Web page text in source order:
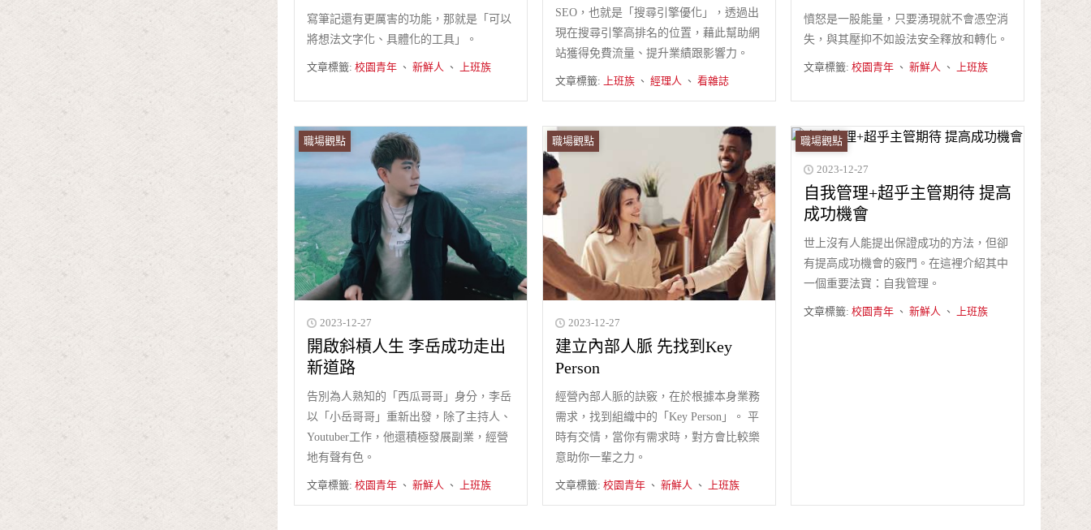
寫筆記還有更厲害的功能，那就是「可以
將想法文字化、具體化的工具」。
文章標籤: 校園青年 、 新鮮人 、 上班族
SEO，也就是「搜尋引擎優化」，透過出
現在搜尋引擎高排名的位置，藉此幫助網
站獲得免費流量、提升業績跟影響力。
文章標籤: 上班族 、 經理人 、 看雜誌
憤怒是一股能量，只要湧現就不會憑空消
失，與其壓抑不如設法安全釋放和轉化。
文章標籤: 校園青年 、 新鮮人 、 上班族
職場觀點
2023-12-27
開啟斜槓人生 李岳成功走出
新道路
告別為人熟知的「西瓜哥哥」身分，李岳
以「小岳哥哥」重新出發，除了主持人、
Youtuber工作，他還積極發展副業，經營
地有聲有色。
文章標籤: 校園青年 、 新鮮人 、 上班族
職場觀點
2023-12-27
建立內部人脈 先找到Key
Person
經營內部人脈的訣竅，在於根據本身業務
需求，找到組織中的「Key Person」。 平
時有交情，當你有需求時，對方會比較樂
意助你一輩之力。
文章標籤: 校園青年 、 新鮮人 、 上班族
職場觀點
2023-12-27
自我管理+超乎主管期待 提高
成功機會
世上沒有人能提出保證成功的方法，但卻
有提高成功機會的竅門。在這裡介紹其中
一個重要法寶：自我管理。
文章標籤: 校園青年 、 新鮮人 、 上班族